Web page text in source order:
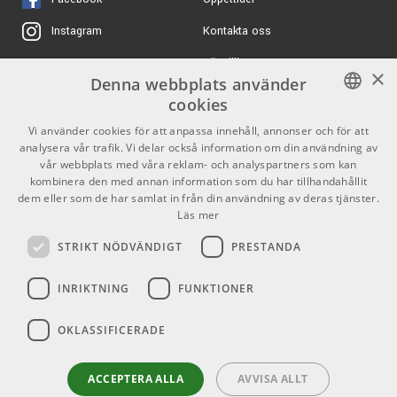
KRK S12.4 Powered
ARTIKELNUMMER 1098436
Kali Audio WS-6.2 6499 kr/st
Instagram
X
Youtube
TikTok
Kontakta oss
Köpvillkor
Butiken
Varumärken
GDPR & Cookies
Kontakt
Info
Mån-Fre: 10.00-18.00
Helgdagar
SWEDISH
ENGLISH
×
Denna webbplats använder
cookies
Vi använder cookies för att anpassa innehåll, annonser och för att
analysera vår trafik. Vi delar också information om din användning av
vår webbplats med våra reklam- och analyspartners som kan
kombinera den med annan information som du har tillhandahållit
dem eller som de har samlat in från din användning av deras tjänster.
Läs mer
STRIKT NÖDVÄNDIGT PRESTANDA
INRIKTNING FUNKTIONER
OKLASSIFICERADE
ACCEPTERA ALLA AVVISA ALLT